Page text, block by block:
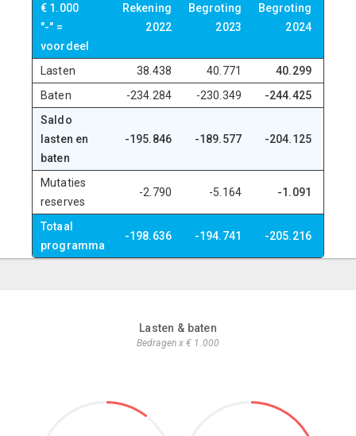
€ 1.000
"-" =
voordeel
Rekening
2022
Begroting
2023
Begroting
2024
Lasten 38.438 40.771 40.299
Baten
-234.284 -230.349 -244.425
Saldo
lasten en
baten
-195.846 -189.577 -204.125
Mutaties
reserves
-2.790 -5.164 -1.091
Totaal
programma
-198.636 -194.741 -205.216
Lasten & baten
Bedragen x € 1.000